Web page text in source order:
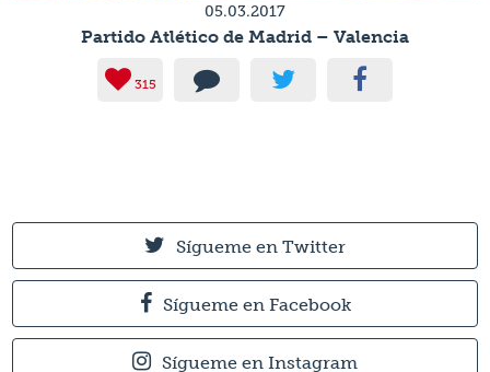
05.03.2017
Partido Atlético de Madrid – Valencia
315
Sígueme en Twitter
Sígueme en Facebook
Sígueme en Instagram